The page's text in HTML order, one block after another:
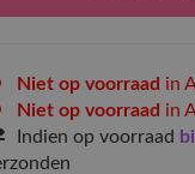
Niet op voorraad in
Niet op voorraad in
Indien op voorraad